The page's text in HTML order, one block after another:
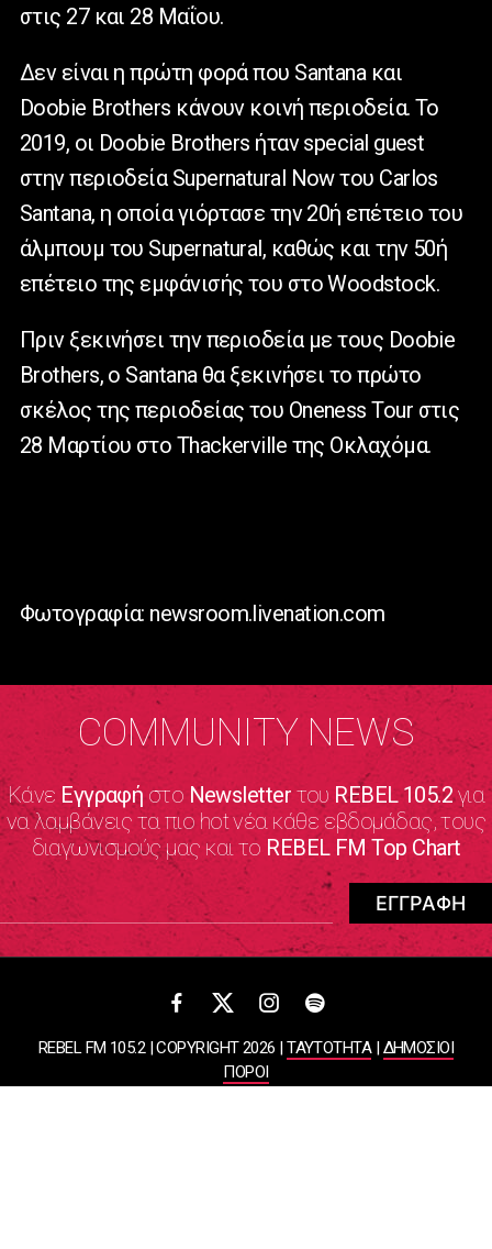
στις 27 και 28 Μαΐου.
Δεν είναι η πρώτη φορά που Santana και
Doobie Brothers κάνουν κοινή περιοδεία. Το
2019, οι Doobie Brothers ήταν special guest
στην περιοδεία Supernatural Now του Carlos
Santana, η οποία γιόρτασε την 20ή επέτειο του
άλμπουμ του Supernatural, καθώς και την 50ή
επέτειο της εμφάνισής του στο Woodstock.
Πριν ξεκινήσει την περιοδεία με τους Doobie
Brothers, ο Santana θα ξεκινήσει το πρώτο
σκέλος της περιοδείας του Oneness Tour στις
28 Μαρτίου στο Thackerville της Οκλαχόμα.
Φωτογραφία: newsroom.livenation.com
COMMUNITY NEWS
Κάνε Εγγραφήστο NewsletterτουREBEL 105.2για
να λαμβάνεις τα πιο hot νέα κάθε εβδομάδας, τους
διαγωνισμούς μας και το REBEL FM Top Chart
REBEL FM 105.2 | COPYRIGHT 2026 |ΤΑΥΤΟΤΗΤΑ|ΔΗΜΟΣΙΟΙ
ΠΟΡΟΙ